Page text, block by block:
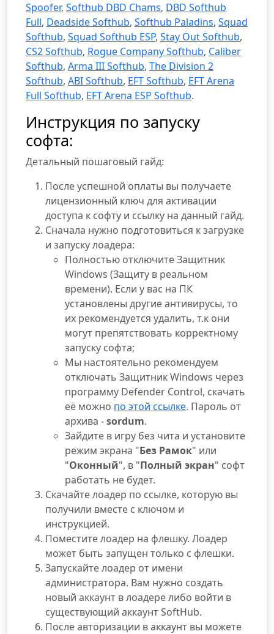
Spoofer, Softhub DBD Chams, DBD Softhub
Full, Deadside Softhub, Softhub Paladins, Squad
Softhub, Squad Softhub ESP, Stay Out Softhub,
CS2 Softhub, Rogue Company Softhub, Caliber
Softhub, Arma III Softhub, The Division 2
Softhub, ABI Softhub, EFT Softhub, EFT Arena
Full Softhub, EFT Arena ESP Softhub.
Инструкция по запуску
софта:
Детальный пошаговый гайд:
После успешной оплаты вы получаете
лицензионный ключ для активации
доступа к софту и ссылку на данный гайд.
Сначала нужно подготовиться к загрузке
и запуску лоадера:
Полностью отключите Защитник
Windows (Защиту в реальном
времени). Если у вас на ПК
установлены другие антивирусы, то
их рекомендуется удалить, т.к они
могут препятствовать корректному
запуску софта;
Мы настоятельно рекомендуем
отключать Защитник Windows через
программу Defender Control, скачать
её можно по этой ссылке. Пароль от
архива -sordum.
Зайдите в игру без чита и установите
режим экрана "Без Рамок" или
"Оконный", в "Полный экран" софт
работать не будет.
Скачайте лоадер по ссылке, которую вы
получили вместе с ключом и
инструкцией.
Поместите лоадер на флешку. Лоадер
может быть запущен только с флешки.
Запускайте лоадер от имени
администратора. Вам нужно создать
новый аккаунт в лоадере либо войти в
существующий аккаунт SoftHub.
После авторизации в аккаунт вы можете